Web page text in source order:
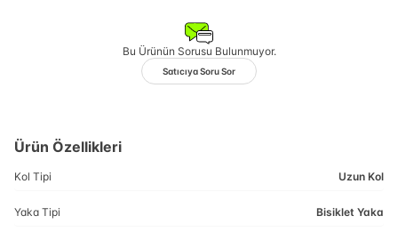
Bu Ürünün Sorusu Bulunmuyor.
Satıcıya Soru Sor
Ürün Özellikleri
Kol Tipi Uzun Kol
Yaka Tipi Bisiklet Yaka